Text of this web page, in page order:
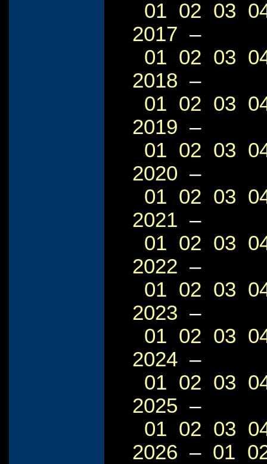
01 02 03
2017 –
01 02 03
2018 –
01 02 03
2019 –
01 02 03
2020 –
01 02 03
2021 –
01 02 03
2022 –
01 02 03
2023 –
01 02 03
2024 –
01 02 03
2025 –
01 02 03
2026 – 01